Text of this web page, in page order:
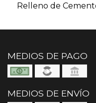
Relleno de
MEDIOS DE PAGO
MEDIOS DE ENVÍO